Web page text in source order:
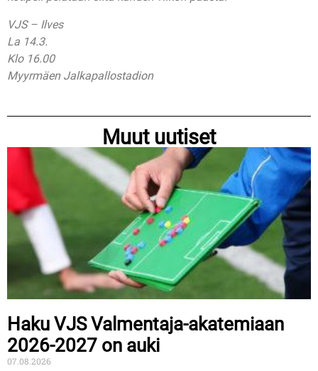
VJS – Ilves
La 14.3.
Klo 16.00
Myyrmäen Jalkapallostadion
Muut uutiset
Haku VJS Valmentaja-akatemiaan
2026-2027 on auki
07.08.2026